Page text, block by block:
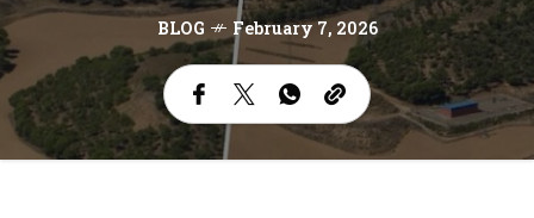
BLOG February 7, 2026